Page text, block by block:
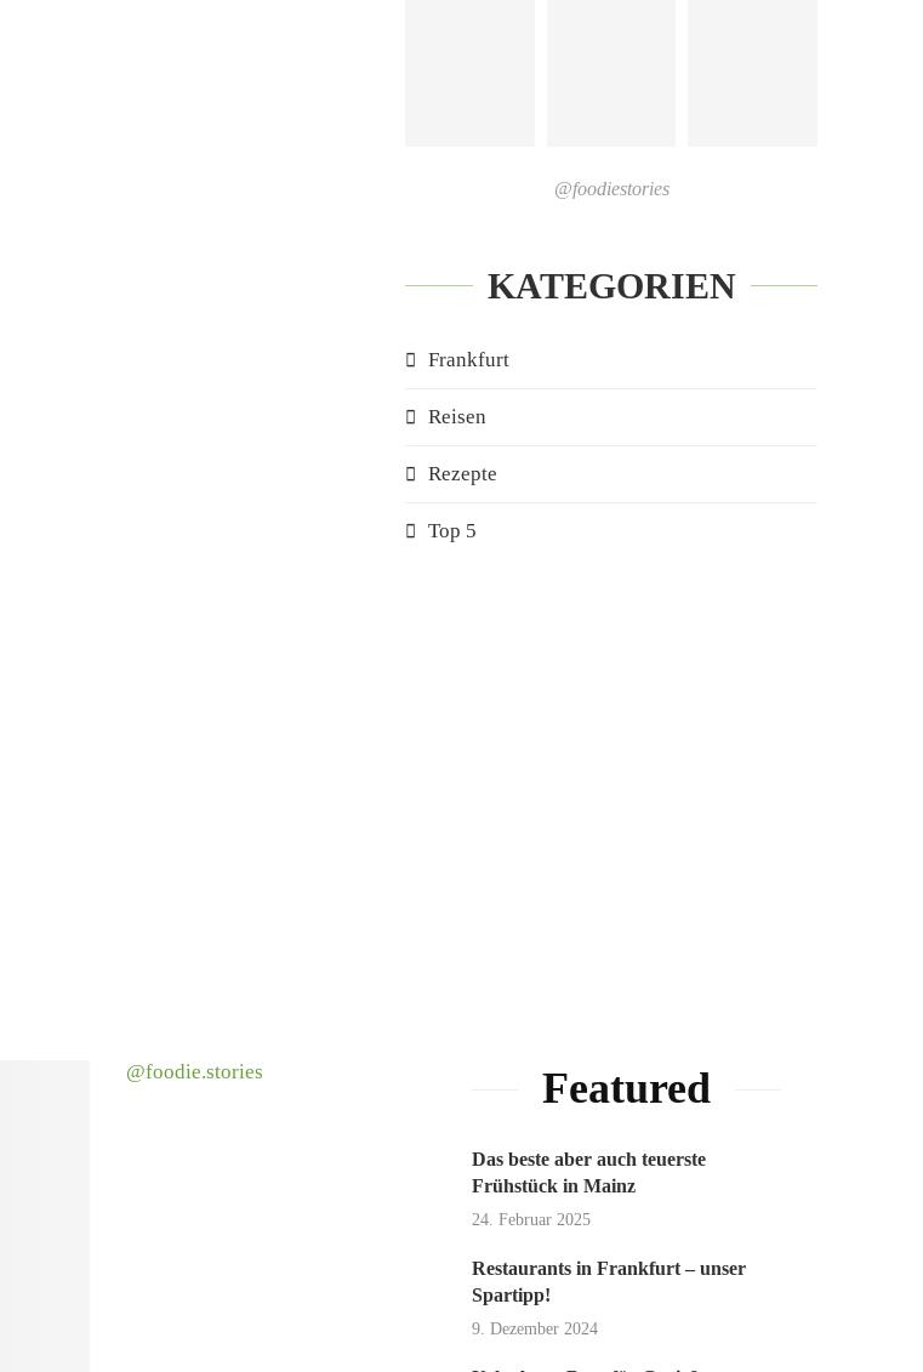
@foodiestories
KATEGORIEN
Frankfurt
Reisen
Rezepte
Top 5
@foodie.stories Featured
Das beste aber auch teuerste
Frühstück in Mainz
24. Februar 2025
Restaurants in Frankfurt – unser
Spartipp!
9. Dezember 2024